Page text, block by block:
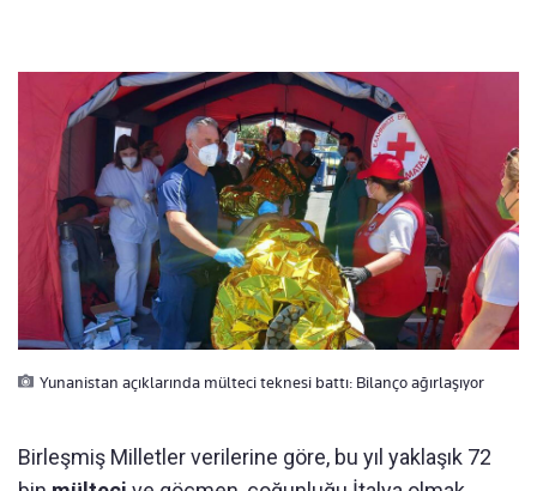
Yunanistan açıklarında mülteci teknesi battı: Bilanço ağırlaşıyor
Birleşmiş Milletler verilerine göre, bu yıl yaklaşık 72